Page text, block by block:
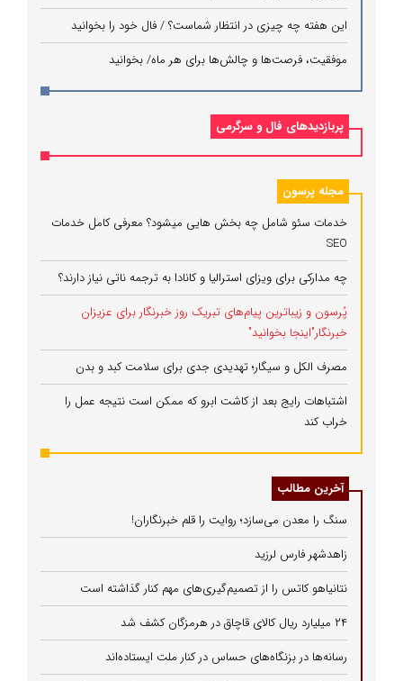
این هفته چه چیزی در انتظار شماست؟ / فال خود را بخوانید
موفقیت، فرصت‌ها و چالش‌ها برای هر ماه/ بخوانید
پربازدیدهای فال و سرگرمی
مجله پرسون
خدمات سئو شامل چه بخش هایی میشود؟ معرفی کامل خدمات
SEO
چه مدارکی برای ویزای استرالیا و کانادا به ترجمه ناتی نیاز دارند؟
پُرسون و زیباترین پیام‌های تبریک روز خبرنگار برای عزیزان
خبرنگار"اینجا بخوانید"
مصرف الکل و سیگار؛ تهدیدی جدی برای سلامت کبد و بدن
اشتباهات رایج بعد از کاشت ابرو که ممکن است نتیجه عمل را
خراب کند
آخرین مطالب
سنگ را معدن می‌سازد؛ روایت را قلم خبرنگاران!
زاهدشهر فارس لرزید
نتانیاهو کاتس را از تصمیم‌گیری‌های مهم کنار گذاشته است
۲۴ میلیارد ریال کالای قاچاق در هرمزگان کشف شد
رسانه‌ها در بزنگاه‌های حساس در کنار ملت ایستاده‌اند